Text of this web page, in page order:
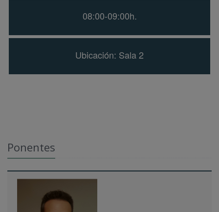
08:00-09:00h.
Ubicación: Sala 2
Ponentes